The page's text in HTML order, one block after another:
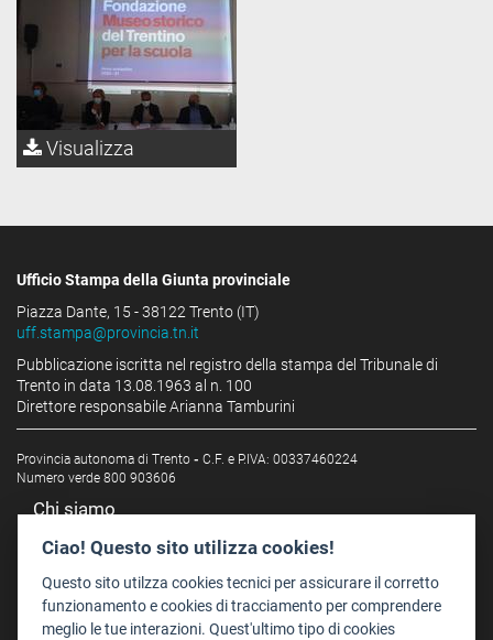
Visualizza
Ufficio Stampa della Giunta provinciale
Piazza Dante, 15 - 38122 Trento (IT)
uff.stampa@provincia.tn.it
Pubblicazione iscritta nel registro della stampa del Tribunale di
Trento in data 13.08.1963 al n. 100
Direttore responsabile Arianna Tamburini
Provincia autonoma di Trento - C.F. e P.IVA: 00337460224
Numero verde 800 903606
Chi siamo
Redazione
Staff
Format - Centro Audiovisivi
Trentino Film Commission
Ciao! Questo sito utilizza cookies!
Questo sito utilzza cookies tecnici per assicurare il corretto
funzionamento e cookies di tracciamento per comprendere
meglio le tue interazioni. Quest'ultimo tipo di cookies